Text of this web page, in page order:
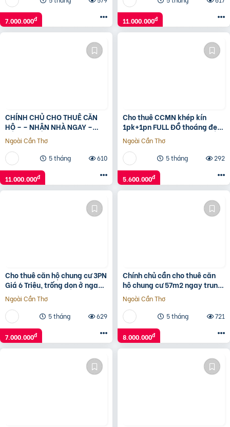
7.000.000đ 11.000.000đ
CHÍNH CHỦ CHO THUÊ CĂN
HỘ – – NHẬN NHÀ NGAY –
Nam từ Liêm ,Hà Nội
Ngoài Cần Thơ
5 tháng
610
11.000.000đ
Cho thuê CCMN khép kín
1pk+1pn FULL ĐỒ thoáng đẹp
tại 99 Trung Kính
Ngoài Cần Thơ
5 tháng
292
5.600.000đ
Cho thuê căn hộ chung cư 3PN
Giá 6 Triệu, trống dọn ở ngay
tại chung cư 35 Hồ Học Lãm,
Bình Tân
Ngoài Cần Thơ
5 tháng
629
7.000.000đ
Chính chủ cần cho thuê căn
hộ chung cư 57m2 ngay trung
tâm phường 25
Ngoài Cần Thơ
5 tháng
721
8.000.000đ